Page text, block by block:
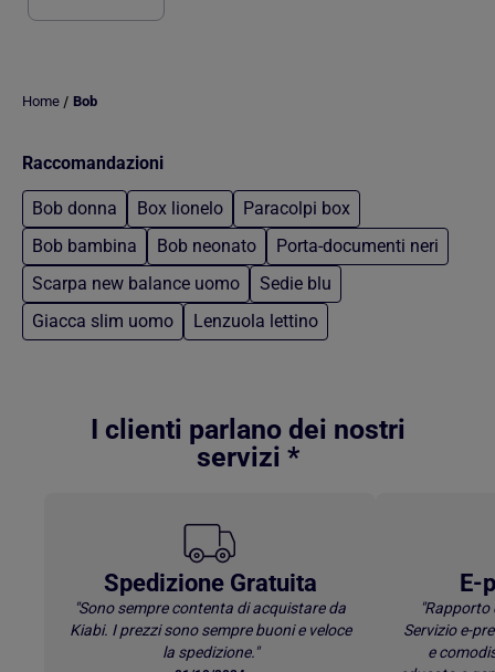
Home / Bob
Raccomandazioni
Bob donna Box lionelo
Paracolpi box
Bob bambina
Bob neonato
Porta-documenti neri
Scarpa new balance uomo
Sedie blu
Giacca slim uomo
Lenzuola lettino
I clienti parlano dei nostri
servizi *
Spedizione Gratuita
"Sono sempre contenta di acquistare da
Kiabi. I prezzi sono sempre buoni e veloce
la spedizione."
E-
Servizio e-
e